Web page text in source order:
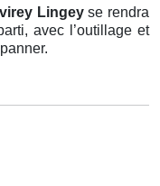
Lingeyse rendra
avec l’outillage et